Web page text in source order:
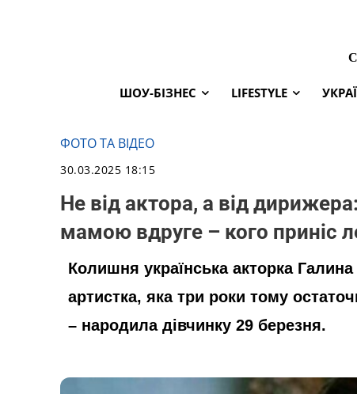
ШОУ-БІЗНЕС LIFESTYLE
ФОТО ТА ВІДЕО
30.03.2025 18:15
Не від актора, а від
мамою вдруге – кого приніс
Колишня українська акторка
артистка, яка три роки тому
– народила дівчинку 29 березня.